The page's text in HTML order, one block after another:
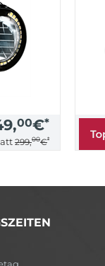
00€*
299,00€*